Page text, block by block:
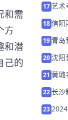
和需
方
和潜
己的
17艺术
18信阳
19青岛
20沈阳
21 黄璐
22长沙
23